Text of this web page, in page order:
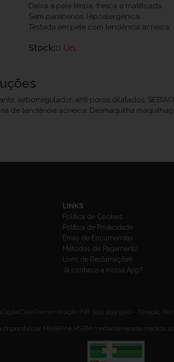
Deixa a pele limpa, fresca e matificada.
Sem parabenos. Hipoalergénica.
Testada em pele com tendência acneica.
Stock:0 Un.
seborregulador, anti poros dilatados;
de tendência acneica. Desmaquilha
LINKS
Política de Cookies
Política de Privacidade
Envio de Encomendas
Métodos de Pagamento
Livro de Reclamações
Já conhece a nossa App?
Demonstração (NIF 999 999 990) - Direção
disponibilizar MNSRM e MSRM mediante receita médica,